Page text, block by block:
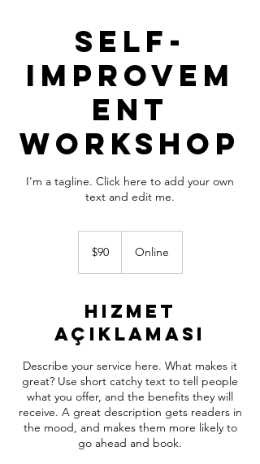
Self-
Improvem
ent
Workshop
I'm a tagline. Click here to add your own
text and edit me.
doları$90 Online
Hizmet
Açıklaması
Describe your service here. What makes it
great? Use short catchy text to tell people
what you offer, and the benefits they will
receive. A great description gets readers in
the mood, and makes them more likely to
go ahead and book.